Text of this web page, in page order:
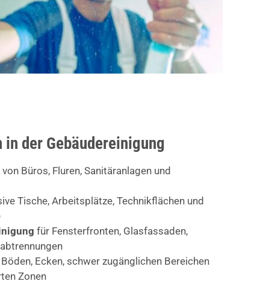
in der Gebäudereinigung
von Büros, Fluren, Sanitäranlagen und
Tische, Arbeitsplätze, Technikflächen und
für Fensterfronten, Glasfassaden,
Ecken, schwer zugänglichen Bereichen
Zonen